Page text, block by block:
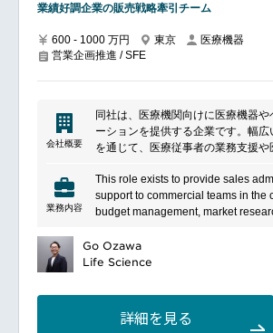
業績好調企業の販売戦略牽引チーム
600 - 1000 万円 東京
医療機器
営業企画推進 / SFE
会社概要
同社は、医療機関向けに医療機器や
ーションを提供する企業です。幅広
を通じて、医療従事者の業務支援や
ターサポートにも注力し、医療現場
しています。
業務内容
This role exists to provide sales
support to commercial teams in the
budget management, market
efficiency and effectiveness of the
commercial perspective. The
understand their needs.
Main responsibilities:
SR budget management: Planning
Go Ozawa
Life Science
詳細を見る